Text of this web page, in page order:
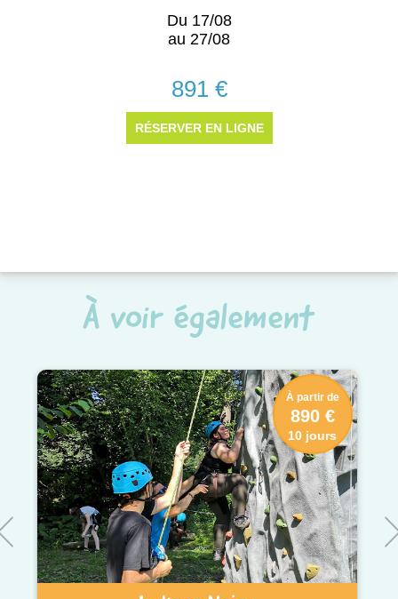
À voir également
À partir de
890 €
10 jours